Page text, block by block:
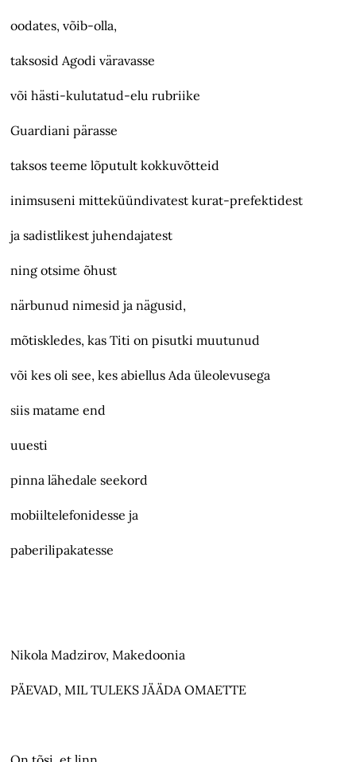
oodates, võib-olla,
taksosid Agodi väravasse
või hästi-kulutatud-elu rubriike
Guardiani pärasse
taksos teeme lõputult kokkuvõtteid
inimsuseni mitteküündivatest kurat-prefektidest
ja sadistlikest juhendajatest
ning otsime õhust
närbunud nimesid ja nägusid,
mõtiskledes, kas Titi on pisutki muutunud
või kes oli see, kes abiellus Ada üleolevusega
siis matame end
uuesti
pinna lähedale seekord
mobiiltelefonidesse ja
paberilipakatesse
Nikola Madzirov, Makedoonia
PÄEVAD, MIL TULEKS JÄÄDA OMAETTE